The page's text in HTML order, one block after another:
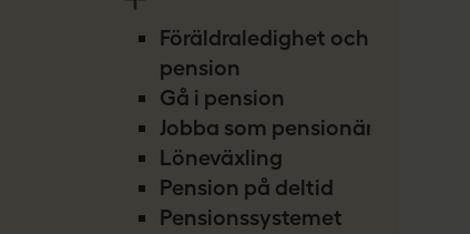
Föräldraledighet och
pension
Gå i pension
Jobba som pensionär
Löneväxling
Pension på deltid
Pensionssystemet